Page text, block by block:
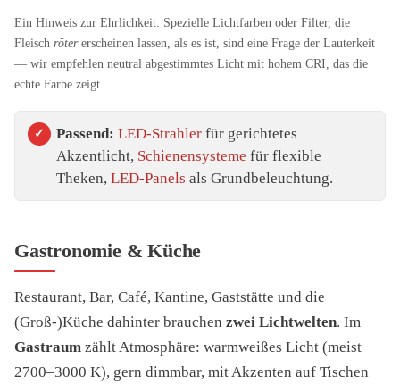
Ein Hinweis zur Ehrlichkeit: Spezielle Lichtfarben oder Filter, die
Fleisch rötererscheinen lassen, als es ist, sind eine Frage der Lauterkeit
— wir empfehlen neutral abgestimmtes Licht mit hohem CRI, das die
echte Farbe zeigt.
Passend: LED-Strahler für gerichtetes
Akzentlicht, Schienensysteme für flexible
Theken, LED-Panels als Grundbeleuchtung.
Gastronomie & Küche
Restaurant, Bar, Café, Kantine, Gaststätte und die
(Groß-)Küche dahinter brauchen zwei Lichtwelten. Im
Gastraum zählt Atmosphäre: warmweißes Licht (meist
2700–3000 K), gern dimmbar, mit Akzenten auf Tischen